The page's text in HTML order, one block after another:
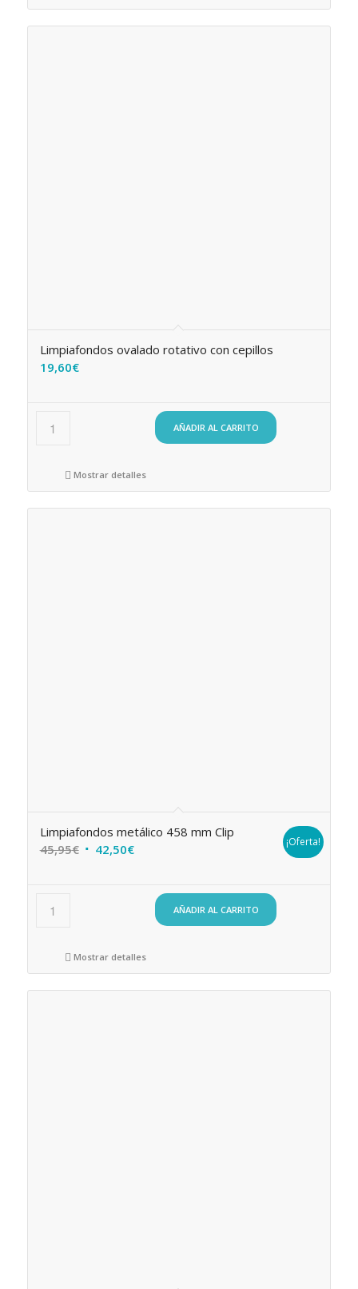
Limpiafondos ovalado rotativo con cepillos
19,60€
AÑADIR AL CARRITO
Mostrar detalles
Limpiafondos metálico 458 mm Clip
45,95€ El 42,50€El
42,50€.
¡Oferta!
AÑADIR AL CARRITO
Mostrar detalles